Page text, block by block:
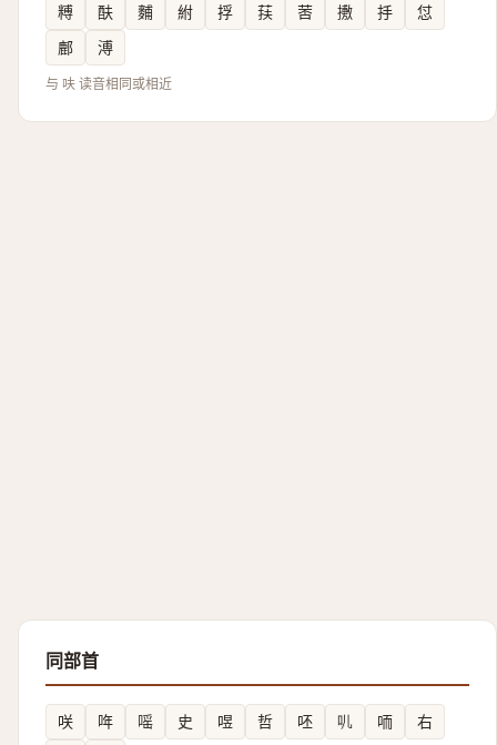
糐 酜 麱 紨 捊 荴 䓏 㩤 抙
怤
鄜
溥
与 呋 读音相同或相近
同部首
咲 哖 嗂 史 喅 哲 呸 䶷 㖇
右